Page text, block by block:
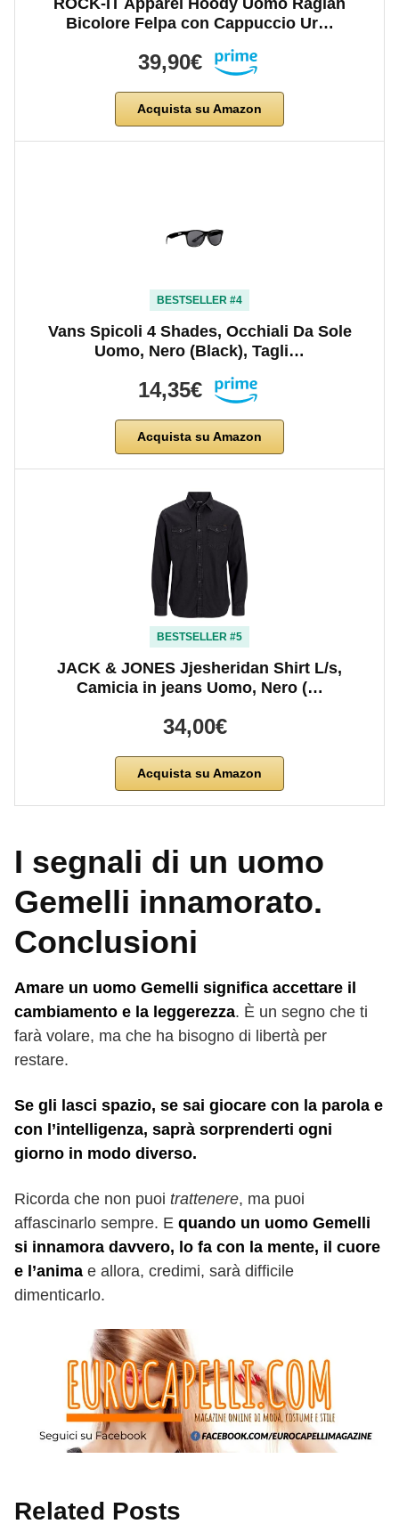
ROCK-IT Apparel Hoody Uomo Raglan
Bicolore Felpa con Cappuccio Ur…
39,90€
Acquista su Amazon
BESTSELLER #4
Vans Spicoli 4 Shades, Occhiali Da Sole
Uomo, Nero (Black), Tagli…
14,35€
Acquista su Amazon
BESTSELLER #5
JACK & JONES Jjesheridan Shirt L/s,
Camicia in jeans Uomo, Nero (…
34,00€
Acquista su Amazon
I segnali di un uomo
Gemelli innamorato.
Conclusioni
Amare un uomo Gemelli significa accettare il
cambiamento e la leggerezza. È un segno che ti
farà volare, ma che ha bisogno di libertà per
restare.
Se gli lasci spazio, se sai giocare con la parola e
con l’intelligenza, saprà sorprenderti ogni
giorno in modo diverso.
Ricorda che non puoi trattenere, ma puoi
affascinarlo sempre. E quando un uomo Gemelli
si innamora davvero, lo fa con la mente, il cuore
e l’anima e allora, credimi, sarà difficile
dimenticarlo.
Related Posts